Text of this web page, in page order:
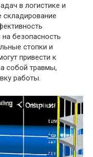
в логистике и
складирование
безопасность
стопки и
привести к
собой травмы,
работы.